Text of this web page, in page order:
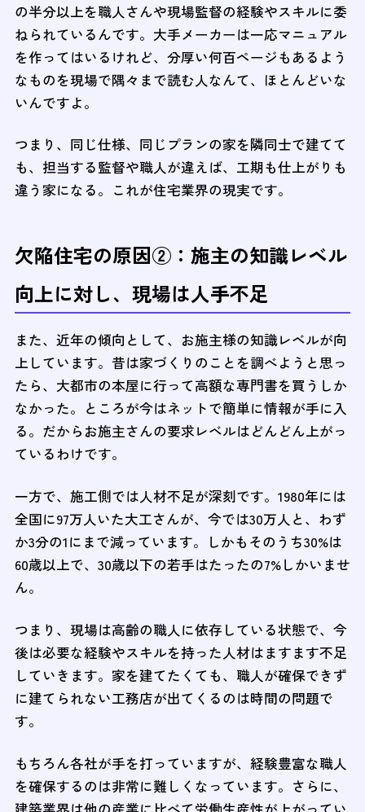
の半分以上を職人さんや現場監督の経験やスキルに委
ねられているんです。大手メーカーは一応マニュアル
を作ってはいるけれど、分厚い何百ページもあるよう
なものを現場で隅々まで読む人なんて、ほとんどいな
いんですよ。
つまり、同じ仕様、同じプランの家を隣同士で建てて
も、担当する監督や職人が違えば、工期も仕上がりも
違う家になる。これが住宅業界の現実です。
欠陥住宅の原因②：施主の知識レベル
向上に対し、現場は人手不足
また、近年の傾向として、お施主様の知識レベルが向
上しています。昔は家づくりのことを調べようと思っ
たら、大都市の本屋に行って高額な専門書を買うしか
なかった。ところが今はネットで簡単に情報が手に入
る。だからお施主さんの要求レベルはどんどん上がっ
ているわけです。
一方で、施工側では人材不足が深刻です。1980年には
全国に97万人いた大工さんが、今では30万人と、わず
か3分の1にまで減っています。しかもそのうち30%は
60歳以上で、30歳以下の若手はたったの7%しかいませ
ん。
つまり、現場は高齢の職人に依存している状態で、今
後は必要な経験やスキルを持った人材はますます不足
していきます。家を建てたくても、職人が確保できず
に建てられない工務店が出てくるのは時間の問題で
す。
もちろん各社が手を打っていますが、経験豊富な職人
を確保するのは非常に難しくなっています。さらに、